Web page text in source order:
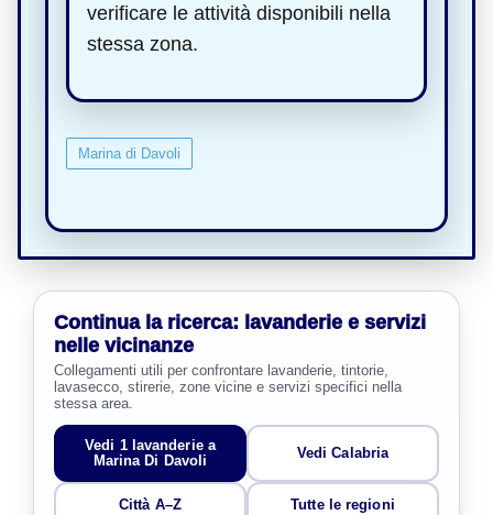
verificare le attività disponibili nella
stessa zona.
Marina di Davoli
Continua la ricerca: lavanderie e servizi
nelle vicinanze
Collegamenti utili per confrontare lavanderie, tintorie,
lavasecco, stirerie, zone vicine e servizi specifici nella
stessa area.
Vedi 1 lavanderie a
Marina Di Davoli
Vedi Calabria
Città A–Z Tutte le regioni